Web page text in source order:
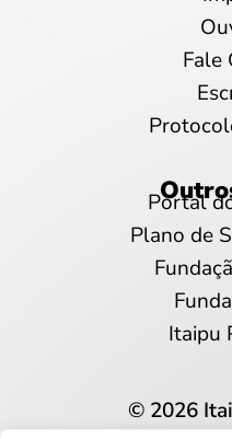
Fale
Portal
Plano de
Itaipu
© 2026